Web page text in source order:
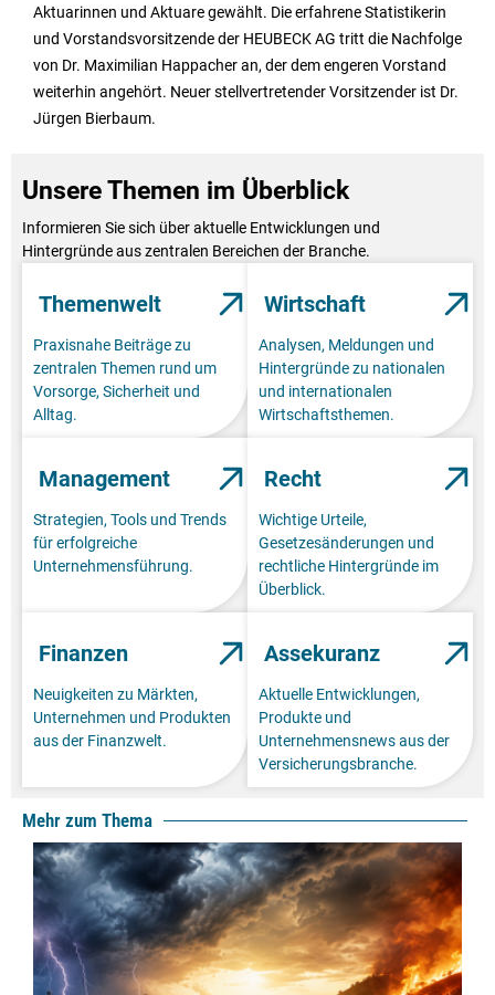
Aktuarinnen und Aktuare gewählt. Die erfahrene Statistikerin
und Vorstandsvorsitzende der HEUBECK AG tritt die Nachfolge
von Dr. Maximilian Happacher an, der dem engeren Vorstand
weiterhin angehört. Neuer stellvertretender Vorsitzender ist Dr.
Jürgen Bierbaum.
Unsere Themen im Überblick
Informieren Sie sich über aktuelle Entwicklungen und
Hintergründe aus zentralen Bereichen der Branche.
Themenwelt
Praxisnahe Beiträge zu
zentralen Themen rund um
Vorsorge, Sicherheit und
Alltag.
Wirtschaft
Analysen, Meldungen und
Hintergründe zu nationalen
und internationalen
Wirtschaftsthemen.
Management
Strategien, Tools und Trends
für erfolgreiche
Unternehmensführung.
Recht
Wichtige Urteile,
Gesetzesänderungen und
rechtliche Hintergründe im
Überblick.
Finanzen
Neuigkeiten zu Märkten,
Unternehmen und Produkten
aus der Finanzwelt.
Assekuranz
Aktuelle Entwicklungen,
Produkte und
Unternehmensnews aus der
Versicherungsbranche.
Mehr zum Thema